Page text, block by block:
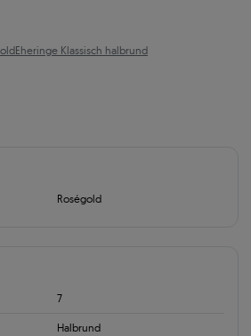
Eheringe Klassisch halbrund
Roségold
7
Halbrund